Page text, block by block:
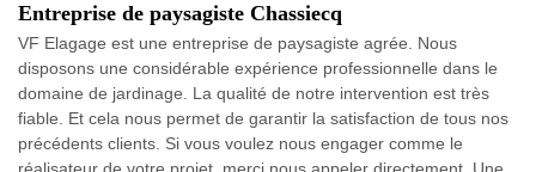
Entreprise de paysagiste Chassiecq
VF Elagage est une entreprise de paysagiste agrée. Nous
disposons une considérable expérience professionnelle dans le
domaine de jardinage. La qualité de notre intervention est très
fiable. Et cela nous permet de garantir la satisfaction de tous nos
précédents clients. Si vous voulez nous engager comme le